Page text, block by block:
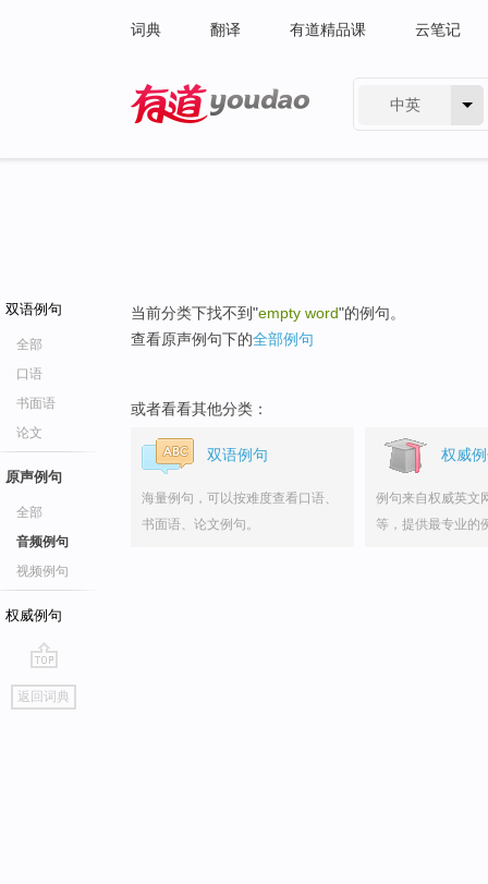
词典 翻译 有道精品课 云笔记
中英
双语例句
全部
口语
书面语
论文
原声例句
全部
音频例句
视频例句
权威例句
go
top
返回词典
当前分类下找不到"empty word"的例句。
查看原声例句下的全部例句
或者看看其他分类：
双语例句
海量例句，可以按难度查看口语、
书面语、论文例句。
权威
例句来自权威英文
等，提供最专业的